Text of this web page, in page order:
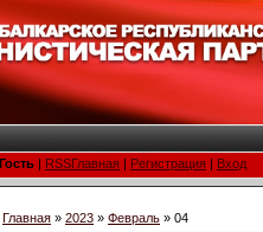
Гость RSSГлавная Регистрация Вход
Главная » 2023 » Февраль » 04